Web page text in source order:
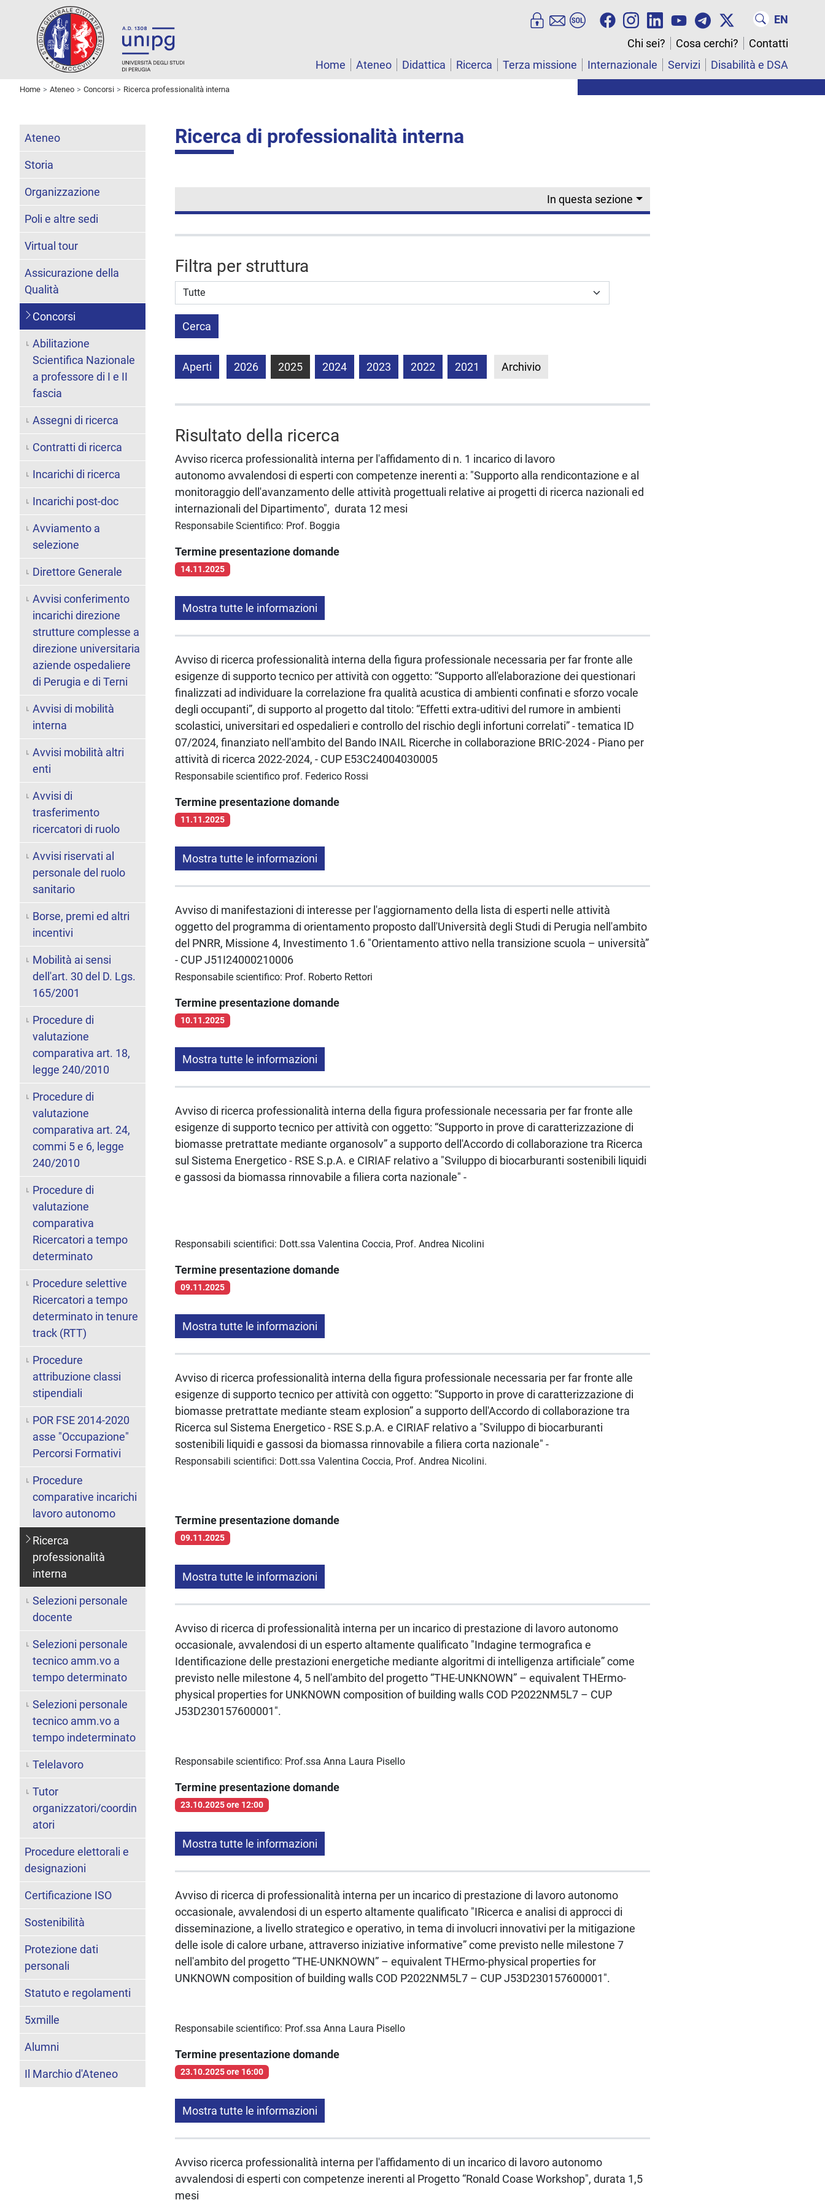
EN
Chi sei?
Cosa cerchi?
Contatti
Home
Ateneo Didattica Ricerca Terza missione Internazionale Servizi Disabilità e DSA
Home Ateneo Concorsi Ricerca professionalità interna
Ricerca di professionalità interna
In questa sezione
Filtra per struttura
Struttura stipulante
Cerca
Aperti 2026 2025 2024 2023 2022 2021 Archivio
Risultato della ricerca
Avviso ricerca professionalità interna per l'affidamento di n. 1 incarico di lavoro
autonomo avvalendosi di esperti con competenze inerenti a: "Supporto alla rendicontazione e al
monitoraggio dell'avanzamento delle attività progettuali relative ai progetti di ricerca nazionali ed
internazionali del Dipartimento", durata 12 mesi
Responsabile Scientifico: Prof. Boggia
Termine presentazione domande
14.11.2025
Mostra tutte le informazioni
Avviso di ricerca professionalità interna della figura professionale necessaria per far fronte alle
esigenze di supporto tecnico per attività con oggetto: “Supporto all'elaborazione dei questionari
finalizzati ad individuare la correlazione fra qualità acustica di ambienti confinati e sforzo vocale
degli occupanti”, di supporto al progetto dal titolo: “Effetti extra-uditivi del rumore in ambienti
scolastici, universitari ed ospedalieri e controllo del rischio degli infortuni correlati” - tematica ID
07/2024, finanziato nell'ambito del Bando INAIL Ricerche in collaborazione BRIC-2024 - Piano per
attività di ricerca 2022-2024, - CUP E53C24004030005
Responsabile scientifico prof. Federico Rossi
Termine presentazione domande
11.11.2025
Mostra tutte le informazioni
Avviso di manifestazioni di interesse per l'aggiornamento della lista di esperti nelle attività
oggetto del programma di orientamento proposto dall'Università degli Studi di Perugia nell'ambito
del PNRR, Missione 4, Investimento 1.6 "Orientamento attivo nella transizione scuola – università”
- CUP J51I24000210006
Responsabile scientifico: Prof. Roberto Rettori
Termine presentazione domande
10.11.2025
Mostra tutte le informazioni
Avviso di ricerca professionalità interna della figura professionale necessaria per far fronte alle
esigenze di supporto tecnico per attività con oggetto: “Supporto in prove di caratterizzazione di
biomasse pretrattate mediante organosolv” a supporto dell'Accordo di collaborazione tra Ricerca
sul Sistema Energetico - RSE S.p.A. e CIRIAF relativo a "Sviluppo di biocarburanti sostenibili liquidi
e gassosi da biomassa rinnovabile a filiera corta nazionale" -
Responsabili scientifici: Dott.ssa Valentina Coccia, Prof. Andrea Nicolini
Termine presentazione domande
09.11.2025
Mostra tutte le informazioni
Avviso di ricerca professionalità interna della figura professionale necessaria per far fronte alle
esigenze di supporto tecnico per attività con oggetto: “Supporto in prove di caratterizzazione di
biomasse pretrattate mediante steam explosion” a supporto dell'Accordo di collaborazione tra
Ricerca sul Sistema Energetico - RSE S.p.A. e CIRIAF relativo a "Sviluppo di biocarburanti
sostenibili liquidi e gassosi da biomassa rinnovabile a filiera corta nazionale" -
Responsabili scientifici: Dott.ssa Valentina Coccia, Prof. Andrea Nicolini.
Termine presentazione domande
09.11.2025
Mostra tutte le informazioni
Avviso di ricerca di professionalità interna per un incarico di prestazione di lavoro autonomo
occasionale, avvalendosi di un esperto altamente qualificato "Indagine termografica e
Identificazione delle prestazioni energetiche mediante algoritmi di intelligenza artificiale” come
previsto nelle milestone 4, 5 nell'ambito del progetto “THE-UNKNOWN” – equivalent THErmo-
physical properties for UNKNOWN composition of building walls COD P2022NM5L7 – CUP
J53D230157600001".
Responsabile scientifico: Prof.ssa Anna Laura Pisello
Termine presentazione domande
23.10.2025 ore 12:00
Mostra tutte le informazioni
Avviso di ricerca di professionalità interna per un incarico di prestazione di lavoro autonomo
occasionale, avvalendosi di un esperto altamente qualificato "IRicerca e analisi di approcci di
disseminazione, a livello strategico e operativo, in tema di involucri innovativi per la mitigazione
delle isole di calore urbane, attraverso iniziative informative” come previsto nelle milestone 7
nell'ambito del progetto “THE-UNKNOWN” – equivalent THErmo-physical properties for
UNKNOWN composition of building walls COD P2022NM5L7 – CUP J53D230157600001".
Responsabile scientifico: Prof.ssa Anna Laura Pisello
Termine presentazione domande
23.10.2025 ore 16:00
Mostra tutte le informazioni
Avviso ricerca professionalità interna per l'affidamento di un incarico di lavoro autonomo
avvalendosi di esperti con competenze inerenti al Progetto “Ronald Coase Workshop", durata 1,5
mesi
Ateneo
Storia
Organizzazione
Poli e altre sedi
Virtual tour
Assicurazione della
Qualità
Concorsi
Abilitazione
Scientifica Nazionale
a professore di I e II
fascia
Assegni di ricerca
Contratti di ricerca
Incarichi di ricerca
Incarichi post-doc
Avviamento a
selezione
Direttore Generale
Avvisi conferimento
incarichi direzione
strutture complesse a
direzione universitaria
aziende ospedaliere
di Perugia e di Terni
Avvisi di mobilità
interna
Avvisi mobilità altri
enti
Avvisi di
trasferimento
ricercatori di ruolo
Avvisi riservati al
personale del ruolo
sanitario
Borse, premi ed altri
incentivi
Mobilità ai sensi
dell'art. 30 del D. Lgs.
165/2001
Procedure di
valutazione
comparativa art. 18,
legge 240/2010
Procedure di
valutazione
comparativa art. 24,
commi 5 e 6, legge
240/2010
Procedure di
valutazione
comparativa
Ricercatori a tempo
determinato
Procedure selettive
Ricercatori a tempo
determinato in tenure
track (RTT)
Procedure
attribuzione classi
stipendiali
POR FSE 2014-2020
asse "Occupazione"
Percorsi Formativi
Procedure
comparative incarichi
lavoro autonomo
Ricerca
professionalità
interna
Selezioni personale
docente
Selezioni personale
tecnico amm.vo a
tempo determinato
Selezioni personale
tecnico amm.vo a
tempo indeterminato
Telelavoro
Tutor
organizzatori/coordin
atori
Procedure elettorali e
designazioni
Certificazione ISO
Sostenibilità
Protezione dati
personali
Statuto e regolamenti
5xmille
Alumni
Il Marchio d'Ateneo